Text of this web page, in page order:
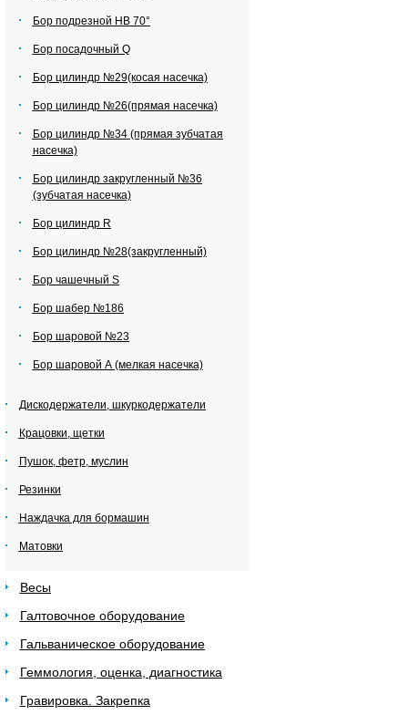
Бор подрезной HВ 70°
Бор посадочный Q
Бор цилиндр №29(косая насечка)
Бор цилиндр №26(прямая насечка)
Бор цилиндр №34 (прямая зубчатая
насечка)
Бор цилиндр закругленный №36
(зубчатая насечка)
Бор цилиндр R
Бор цилиндр №28(закругленный)
Бор чашечный S
Бор шабер №186
Бор шаровой №23
Бор шаровой А (мелкая насечка)
Дискодержатели, шкуркодержатели
Крацовки, щетки
Пушок, фетр, муслин
Резинки
Наждачка для бормашин
Матовки
Весы
Галтовочное оборудование
Гальваническое оборудование
Геммология, оценка, диагностика
Гравировка. Закрепка